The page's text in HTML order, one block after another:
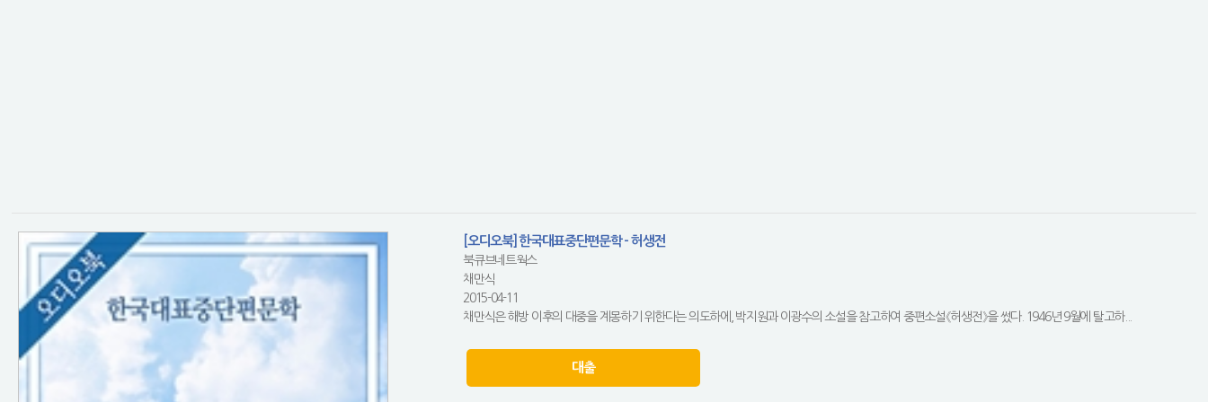
[오디오북] 한국대표중단편문학 - 허생전
북큐브네트웍스
채만식
2015-04-11
채만식은 해방 이후의 대중을 계몽하기 위한다는 의도하에, 박지원과 이광수의 소설을 참고하여 중편소설《허생전》을 썼다. 1946년 9월에 탈고하...
대출